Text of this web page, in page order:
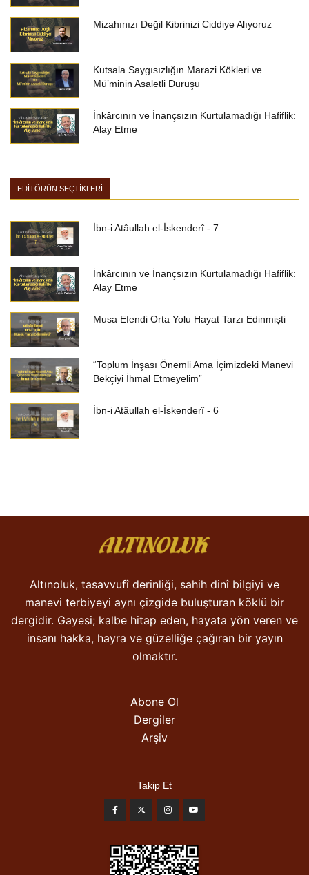
Mizahınızı Değil Kibrinizi Ciddiye Alıyoruz
Kutsala Saygısızlığın Marazi Kökleri ve
Mü’minin Asaletli Duruşu
İnkârcının ve İnançsızın Kurtulamadığı Hafiflik:
Alay Etme
EDİTÖRÜN SEÇTİKLERİ
İbn-i Atâullah el-İskenderî - 7
İnkârcının ve İnançsızın Kurtulamadığı Hafiflik:
Alay Etme
Musa Efendi Orta Yolu Hayat Tarzı Edinmişti
“Toplum İnşası Önemli Ama İçimizdeki Manevi
Bekçiyi İhmal Etmeyelim”
İbn-i Atâullah el-İskenderî - 6
Altınoluk, tasavvufî derinliği, sahih dinî bilgiyi ve
manevi terbiyeyi aynı çizgide buluşturan köklü bir
dergidir. Gayesi; kalbe hitap eden, hayata yön veren ve
insanı hakka, hayra ve güzelliğe çağıran bir yayın
olmaktır.
Abone Ol
Dergiler
Arşiv
Takip Et